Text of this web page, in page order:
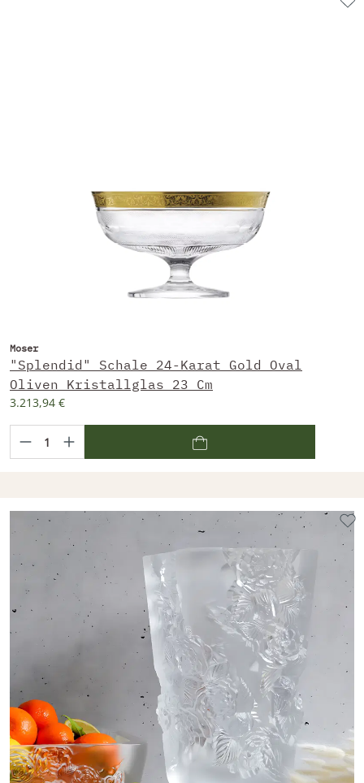
Moser
"Splendid" Schale 24-Karat Gold Oval
Oliven Kristallglas 23 Cm
3.213,94 €